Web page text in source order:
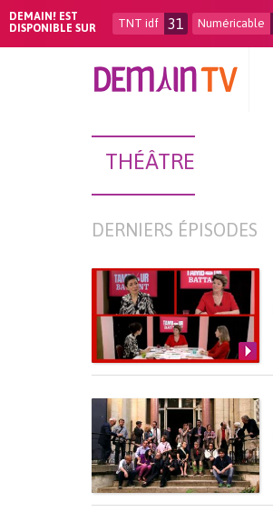
DEMAIN! EST
DISPONIBLE SUR
TNT idf 31 Numéricable
THÉÂTRE
DERNIERS ÉPISODES